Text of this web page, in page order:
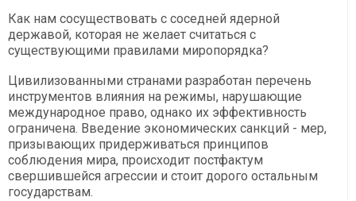
Как нам сосуществовать с соседней ядерной
державой, которая не желает считаться с
существующими правилами миропорядка?
Цивилизованными странами разработан перечень
инструментов влияния на режимы, нарушающие
международное право, однако их эффективность
ограничена. Введение экономических санкций - мер,
призывающих придерживаться принципов
соблюдения мира, происходит постфактум
свершившейся агрессии и стоит дорого остальным
государствам.